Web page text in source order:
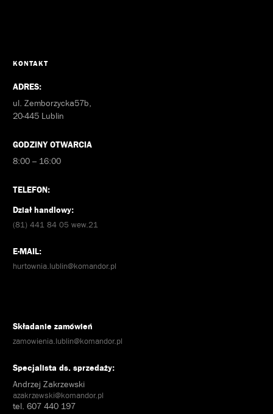
KONTAKT
ADRES:
ul. Zemborzycka57b,
20-445 Lublin
GODZINY OTWARCIA
8:00 – 16:00
TELEFON:
Dział handlowy:
(81) 441 84 05 wew.21
E-MAIL:
hurtownia.lublin@komandor.pl
Składanie zamówień
zamowienia.lublin@komandor.pl
Specjalista ds. sprzedaży:
Andrzej Zakrzewski
azakrzewski@komandor.pl
tel. 607 440 197